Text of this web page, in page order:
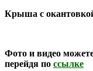
Крыша с
Фото и видео
перейдя по ссылке